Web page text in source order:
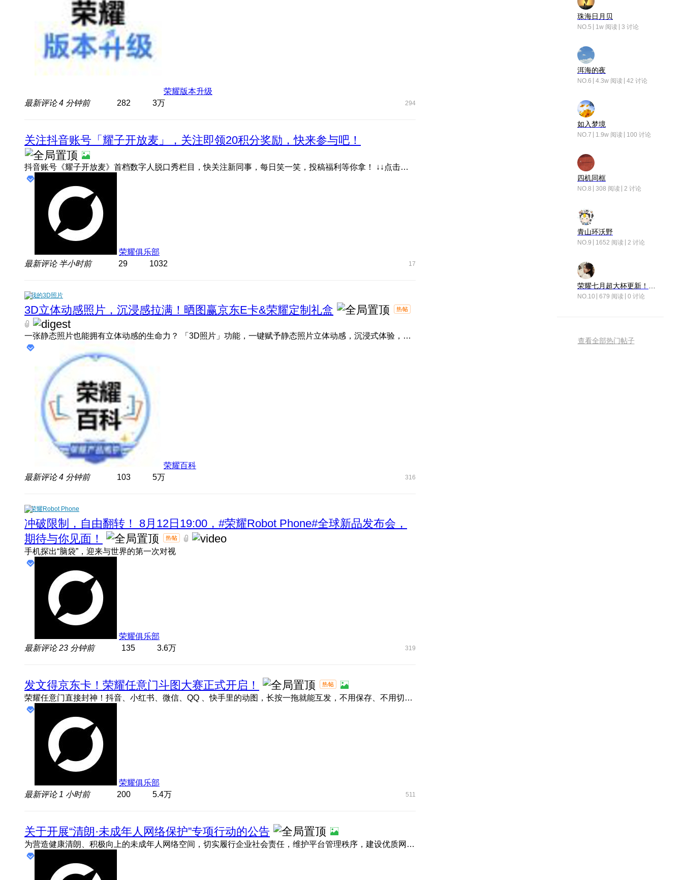
荣耀版本升级
最新评论4 分钟前 282 3万 294
关注抖音账号「耀子开放麦」，关注即领20积分奖励，快来参与吧！
抖音账号《耀子开放麦》首档数字人脱口秀栏目，快关注新同事，每日笑一笑，投稿福利等你拿！ ↓↓点击下方图片或 ...
荣耀俱乐部
最新评论 半小时前 29 1032 17
我的3D照片
3D立体动感照片，沉浸感拉满！晒图赢京东E卡&荣耀定制礼盒
一张静态照片也能拥有立体动感的生命力？ 「3D照片」功能，一键赋予静态照片立体动感，沉浸式体验，让您的珍贵瞬 ...
荣耀百科
最新评论4 分钟前 103 5万 316
荣耀Robot Phone
冲破限制，自由翻转！ 8月12日19:00，#荣耀Robot Phone#全球新品发布会，
期待与你见面！
手机探出“脑袋”，迎来与世界的第一次对视
荣耀俱乐部
最新评论23 分钟前 135 3.6万 319
发文得京东卡！荣耀任意门斗图大赛正式开启！
荣耀任意门直接封神！抖音、小红书、微信、QQ 、快手里的动图，长按一拖就能互发，不用保存、不用切软件，评论区 ...
荣耀俱乐部
最新评论 1 小时前 200 5.4万 511
关于开展“清朗·未成年人网络保护”专项行动的公告
为营造健康清朗、积极向上的未成年人网络空间，切实履行企业社会责任，维护平台管理秩序，建设优质网络生 ...
珠海日月贝
NO.5 1w 阅读 3 讨论
洱海的夜
NO.6 4.3w 阅读 42 讨论
如入梦境
NO.7 1.9w 阅读 100 讨论
四机同框
NO.8 308 阅读 2 讨论
青山环沃野
NO.9 1652 阅读 2 讨论
NO.10 679 阅读 0 讨论
查看全部热门帖子